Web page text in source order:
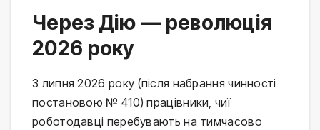
Через Дію — революція
2026 року
З липня 2026 року (після набрання чинності
постановою № 410) працівники, чиї
роботодавці перебувають на тимчасово